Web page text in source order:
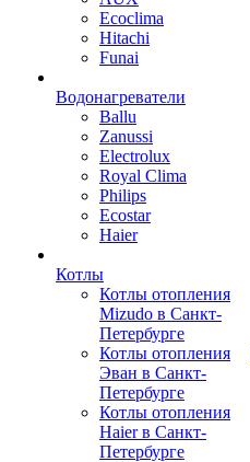
Ecoclima
Hitachi
Funai
Водонагреватели
Ballu
Zanussi
Electrolux
Royal Clima
Philips
Ecostar
Haier
Котлы
Котлы отопления
Mizudo в Санкт-
Петербурге
Котлы отопления
Эван в Санкт-
Петербурге
Котлы отопления
Haier в Санкт-
Петербурге